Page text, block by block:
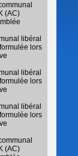
(AC)
libéral
lors
libéral
lors
libéral
lors
(AC)